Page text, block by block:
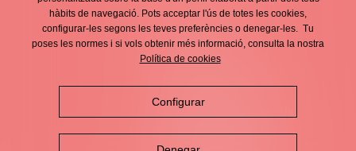
Enllaços
d'interès
Footer
menu
Avís legal
Política de privacitat
Política de cookies
Política de xarxes socials
hàbits de navegació. Pots acceptar l'ús de totes les cookies,
configurar-les segons les teves preferències o denegar-les. Tu
poses les normes i si vols obtenir més informació, consulta la nostra
Política de cookies
Configurar